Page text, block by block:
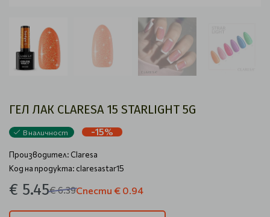
ГЕЛ ЛАК CLARESA 15 STARLIGHT 5G
В наличност -15%
Производител: Claresa
Код на продукта: claresastar15
€ 5.45€ 6.39Спести € 0.94